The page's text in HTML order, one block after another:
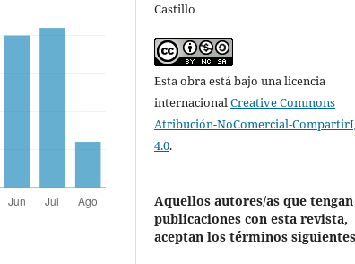
Castillo
Esta obra está bajo una licencia
internacionalCreative Commons
Atribución-NoComercial-
4.0.
Aquellos autores/as que tengan
publicaciones con esta revista,
aceptan los términos